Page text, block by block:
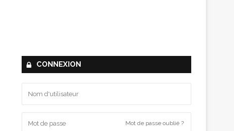
CONNEXION
Mot de passe oublié ?